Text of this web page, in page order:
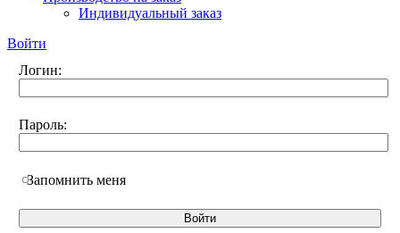
Индивидуальный заказ
Войти
Логин:
Пароль:
Запомнить меня